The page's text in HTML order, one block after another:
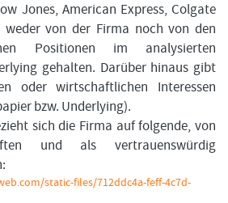
Jones, American Express, Colgate
von der Firma noch von den
Positionen im analysierten
gehalten. Darüber hinaus gibt
oder wirtschaftlichen Interessen
bzw. Underlying).
sich die Firma auf folgende, von
und als vertrauenswürdig
static-files/712ddc4a-feff-4c7d-